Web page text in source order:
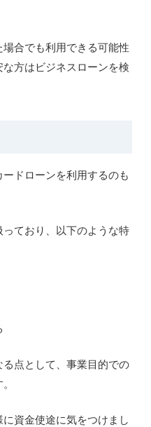
合でも利用できる可能性
方はビジネスローンを検
ドローンを利用するのも
ており、以下のような特
点として、事業目的での
資金使途に気をつけまし